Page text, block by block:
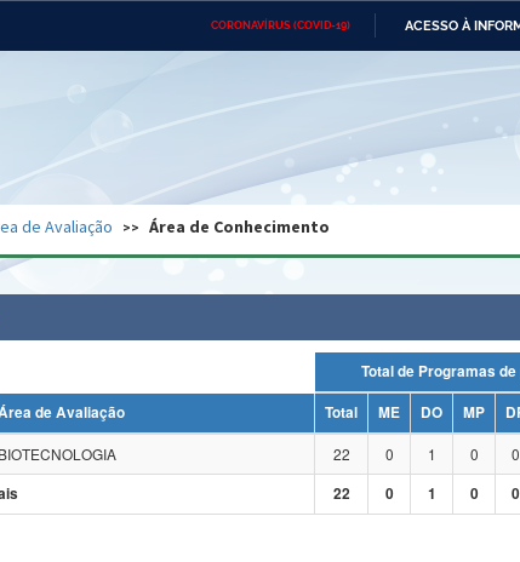
CORONAVÍRUS (COVID-19) ACESSO À
Ministério das Relações
Ministério do Desenvolvimento
Regional
Advocacia-Geral da União Banco Central do Brasil
de Avaliação Área de Conhecimento
de Avaliação Total ME DO MP
BIOTECNOLOGIA 22 0 1 0 0
22 0 1 0 0